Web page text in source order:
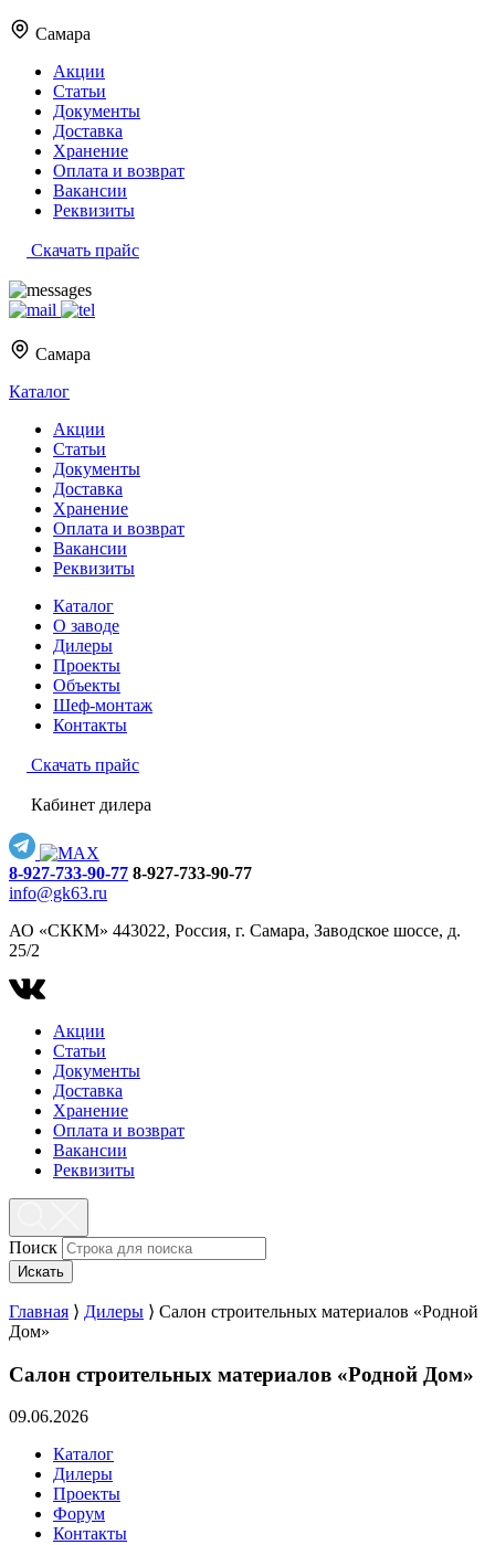
Самара
Акции
Статьи
Документы
Доставка
Хранение
Оплата и возврат
Вакансии
Реквизиты
Скачать прайс
Самара
Каталог
Акции
Статьи
Документы
Доставка
Хранение
Оплата и возврат
Вакансии
Реквизиты
Каталог
О заводе
Дилеры
Проекты
Объекты
Шеф-монтаж
Контакты
Скачать прайс
Кабинет дилера
8-927-733-90-77 8-927-733-90-77
info@gk63.ru
АО «СККМ» 443022, Россия, г. Самара, Заводское шоссе, д.
25/2
Акции
Статьи
Документы
Доставка
Хранение
Оплата и возврат
Вакансии
Реквизиты
Поиск
Искать
Главная ⟩ Дилеры ⟩ Салон строительных материалов «Родной
Дом»
Салон строительных материалов «Родной Дом»
09.06.2026
Каталог
Дилеры
Проекты
Форум
Контакты